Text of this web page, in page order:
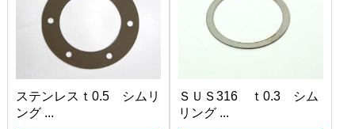
ステンレスｔ0.5 シムリ
ング ...
ＳＵＳ316 ｔ0.3 シム
リング ...